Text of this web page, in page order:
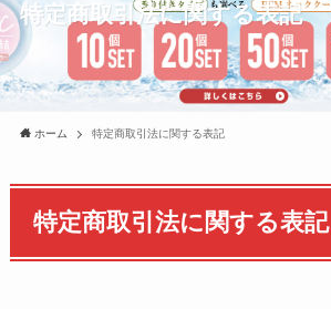
特定商取引法に関する表記
ホーム 特定商取引法に関する表記
特定商取引法に関する表記